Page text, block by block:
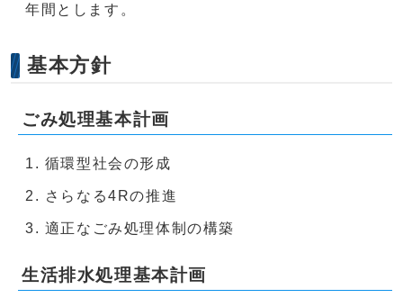
年間とします。
基本方針
ごみ処理基本計画
循環型社会の形成
さらなる4Rの推進
適正なごみ処理体制の構築
生活排水処理基本計画